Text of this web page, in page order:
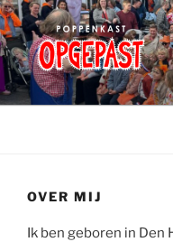
Ga
naar
de
inhoud
ILLUSTRATIE / ANIMATIE
OVER MIJ
Ik ben geboren in Den